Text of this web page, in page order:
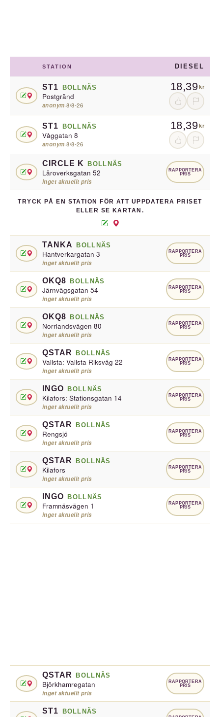
STATION DIESEL
ST1 BOLLNÄS
Postgränd
anonym·8/8-26
18,39kr
ST1 BOLLNÄS
Våggatan 8
anonym·8/8-26
18,39kr
CIRCLE K BOLLNÄS
Läroverksgatan 52
inget aktuellt pris
RAPPORTERA
PRIS
TRYCK PÅ EN STATION FÖR ATT UPPDATERA PRISET
ELLER SE KARTAN.
TANKA BOLLNÄS
Hantverkargatan 3
inget aktuellt pris
RAPPORTERA
PRIS
OKQ8 BOLLNÄS
Järnvägsgatan 54
inget aktuellt pris
RAPPORTERA
PRIS
OKQ8 BOLLNÄS
Norrlandsvägen 80
inget aktuellt pris
RAPPORTERA
PRIS
QSTAR BOLLNÄS
Vallsta: Vallsta Riksväg 22
inget aktuellt pris
RAPPORTERA
PRIS
INGO BOLLNÄS
Kilafors: Stationsgatan 14
inget aktuellt pris
RAPPORTERA
PRIS
QSTAR BOLLNÄS
Rengsjö
inget aktuellt pris
RAPPORTERA
PRIS
QSTAR BOLLNÄS
Kilafors
inget aktuellt pris
RAPPORTERA
PRIS
INGO BOLLNÄS
Framnäsvägen 1
inget aktuellt pris
RAPPORTERA
PRIS
QSTAR BOLLNÄS
Björkhamregatan
inget aktuellt pris
RAPPORTERA
PRIS
ST1 BOLLNÄS